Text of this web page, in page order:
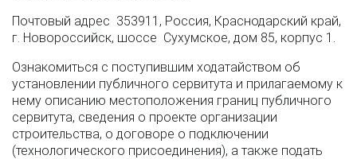
Почтовый адрес 353911, Россия, Краснодарский край,
г. Новороссийск, шоссе Сухумское, дом 85, корпус 1.
Ознакомиться с поступившим ходатайством об
установлении публичного сервитута и прилагаемому к
нему описанию местоположения границ публичного
сервитута, сведения о проекте организации
строительства, о договоре о подключении
(технологического присоединения), а также подать